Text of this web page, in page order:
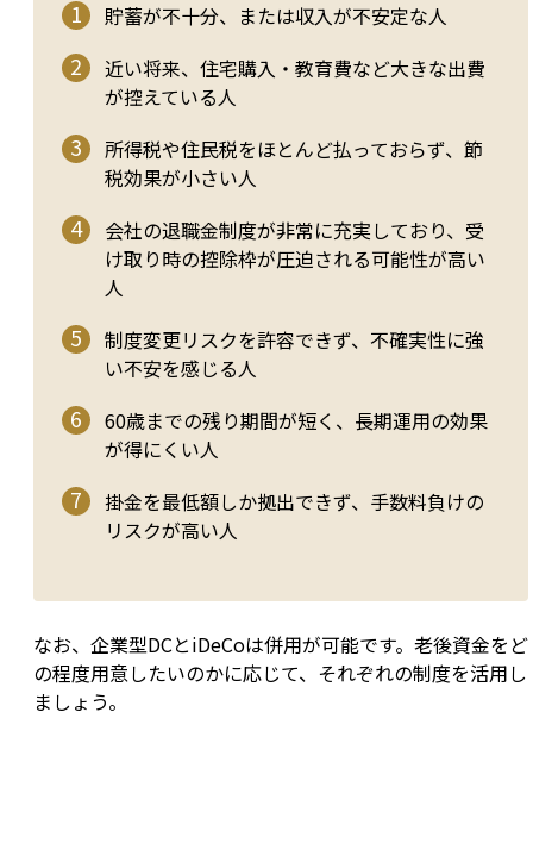
貯蓄が不十分、または収入が不安定な人
近い将来、住宅購入・教育費など大きな出費
が控えている人
所得税や住民税をほとんど払っておらず、節
税効果が小さい人
会社の退職金制度が非常に充実しており、受
け取り時の控除枠が圧迫される可能性が高い
人
制度変更リスクを許容できず、不確実性に強
い不安を感じる人
60歳までの残り期間が短く、長期運用の効果
が得にくい人
掛金を最低額しか拠出できず、手数料負けの
リスクが高い人
なお、企業型DCとiDeCoは併用が可能です。老後資金をど
の程度用意したいのかに応じて、それぞれの制度を活用し
ましょう。